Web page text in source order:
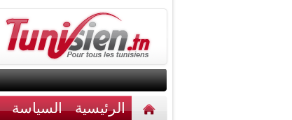
الرئيسية السياسة